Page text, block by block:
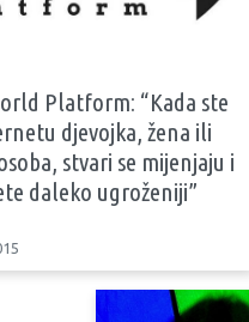
Platform: “Kada ste
djevojka, žena ili
stvari se mijenjaju i
daleko ugroženiji”